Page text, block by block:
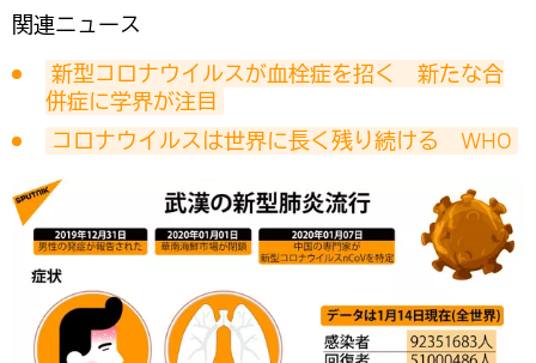
関連ニュース
新型コロナウイルスが血栓症を招く　新たな合
併症に学界が注目
コロナウイルスは世界に長く残り続ける　WHO